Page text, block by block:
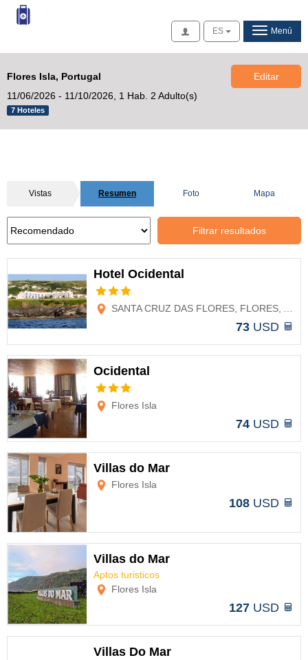
AccesoES Menú
Flores Isla, Portugal
11/06/2026 - 11/10/2026,
1 Hab. 2 Adulto(s)
7 Hoteles
Editar
Vistas Resumen Foto Mapa
Filtrar resultados
Hotel Ocidental
SANTA CRUZ DAS FLORES, FLORES, AZORES
73 USD
Ocidental
Flores Isla
74 USD
Villas do Mar
Flores Isla
108 USD
Villas do Mar
Aptos turisticos
Flores Isla
127 USD
Villas Do Mar